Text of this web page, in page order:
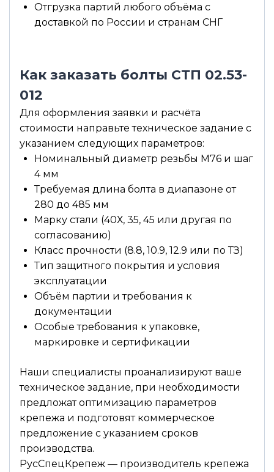
Отгрузка партий любого объёма с
доставкой по России и странам СНГ
Как заказать болты СТП 02.53-
012
Для оформления заявки и расчёта
стоимости направьте техническое задание с
указанием следующих параметров:
Номинальный диаметр резьбы М76 и шаг
4 мм
Требуемая длина болта в диапазоне от
280 до 485 мм
Марку стали (40Х, 35, 45 или другая по
согласованию)
Класс прочности (8.8, 10.9, 12.9 или по ТЗ)
Тип защитного покрытия и условия
эксплуатации
Объём партии и требования к
документации
Особые требования к упаковке,
маркировке и сертификации
Наши специалисты проанализируют ваше
техническое задание, при необходимости
предложат оптимизацию параметров
крепежа и подготовят коммерческое
предложение с указанием сроков
производства.
РусСпецКрепеж — производитель крепежа